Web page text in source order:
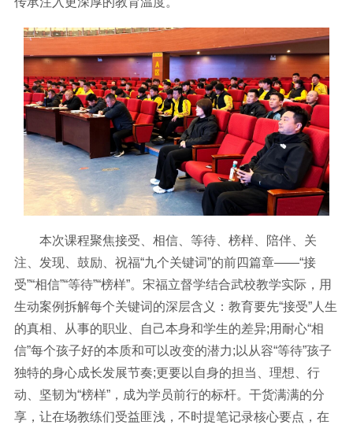
本次课程聚焦接受、相信、等待、榜样、陪伴、关
注、发现、鼓励、祝福“九个关键词”的前四篇章——“接
受”“相信”“等待”“榜样”。宋福立督学结合武校教学实际，用
生动案例拆解每个关键词的深层含义：教育要先“接受”人生
的真相、从事的职业、自己本身和学生的差异;用耐心“相
信”每个孩子好的本质和可以改变的潜力;以从容“等待”孩子
独特的身心成长发展节奏;更要以自身的担当、理想、行
动、坚韧为“榜样”，成为学员前行的标杆。干货满满的分
享，让在场教练们受益匪浅，不时提笔记录核心要点，在